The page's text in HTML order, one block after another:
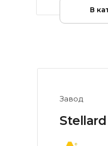
Stellard
Завод
В